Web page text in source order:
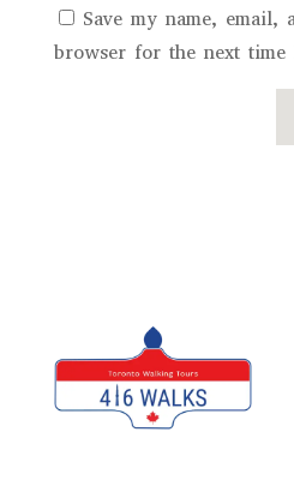
Save my name, email,
browser for the next time